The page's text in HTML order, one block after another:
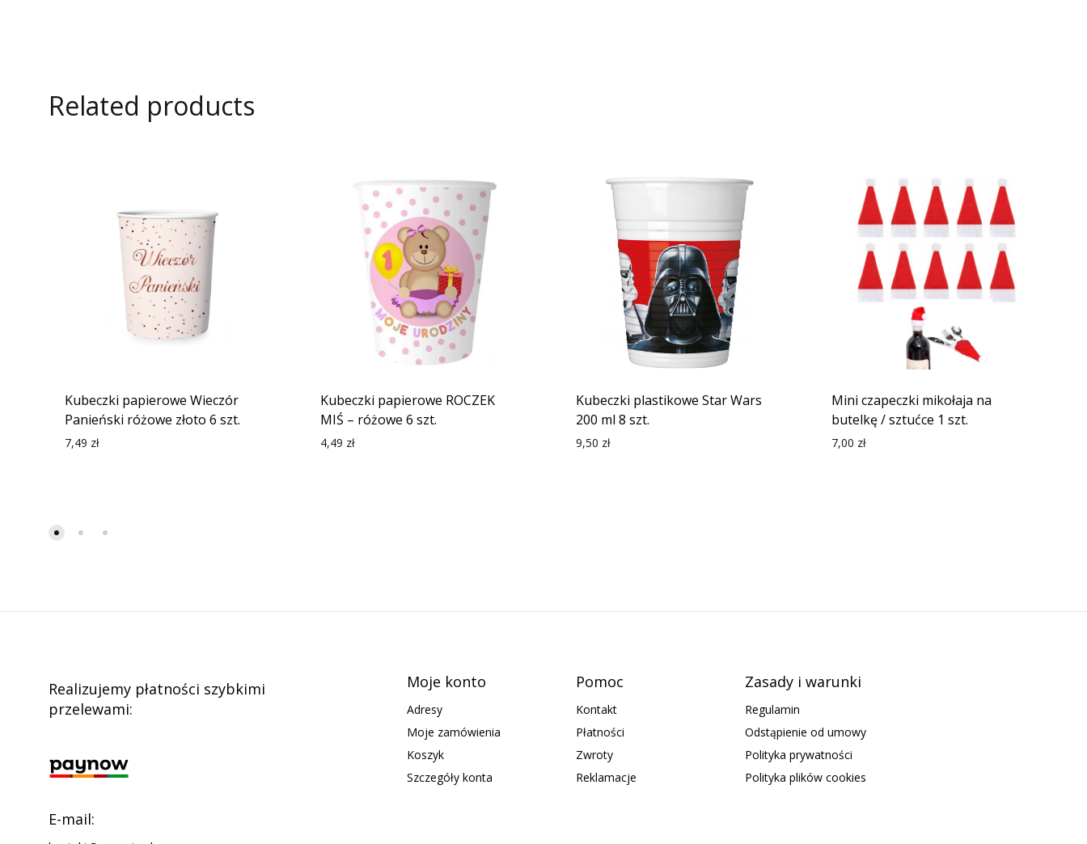
Related products
Kubeczki papierowe Wieczór
Panieński różowe złoto 6 szt.
7,49 zł
Kubeczki papierowe ROCZEK
MIŚ – różowe 6 szt.
4,49 zł
Kubeczki plastikowe Star Wars
200 ml 8 szt.
9,50 zł
Mini czapeczki mikołaja na
butelkę / sztućce 1 szt.
7,00 zł
Realizujemy płatności szybkimi
przelewami:
E-mail:
Moje konto
Adresy
Moje zamówienia
Koszyk
Szczegóły konta
Pomoc
Kontakt
Płatności
Zwroty
Reklamacje
Zasady i warunki
Regulamin
Odstąpienie od umowy
Polityka prywatności
Polityka plików cookies